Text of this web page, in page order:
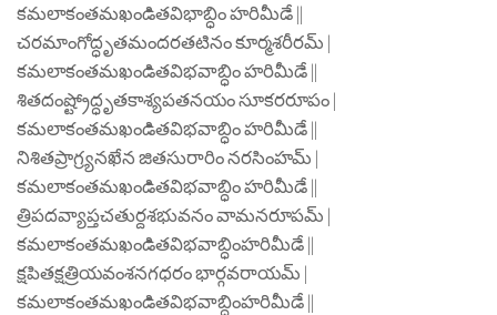
కమలాకంతమఖండితవిభాబ్ధిం హరిమీడే ||
చరమాంగోద్ధృతమందరతటినం కూర్మశరీరమ్ |
కమలాకంతమఖండితవిభవాబ్ధిం హరిమీడే ||
శితదంష్ట్రోద్ధృతకాశ్యపతనయం సూకరరూపం |
కమలాకంతమఖండితవిభవాబ్ధిం హరిమీడే ||
నిశితప్రాగ్ర్యనఖేన జితసురారిం నరసింహమ్ |
కమలాకంతమఖండితవిభవాబ్ధిం హరిమీడే ||
త్రిపదవ్యాప్తచతుర్దశభువనం వామనరూపమ్ |
కమలాకంతమఖండితవిభవాబ్ధింహరిమీడే ||
క్షపితక్షత్రియవంశనగధరం భార్గవరాయమ్ |
కమలాకంతమఖండితవిభవాబ్ధింహరిమీడే ||